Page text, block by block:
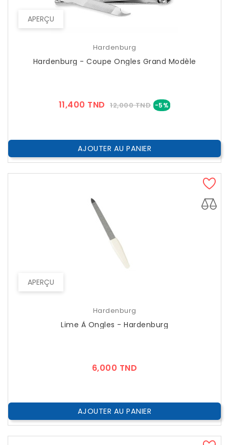
APERÇU
Hardenburg
Hardenburg - Coupe Ongles Grand Modèle
11,400 TND Prix
12,000 TND -5%Prix
AJOUTER AU PANIER
APERÇU
Hardenburg
Lime À Ongles - Hardenburg
6,000 TND
AJOUTER AU PANIER